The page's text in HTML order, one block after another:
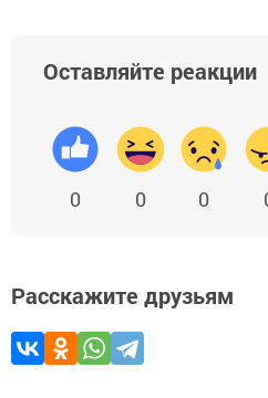
Оставляйте реакции
0 0 0
Расскажите друзьям